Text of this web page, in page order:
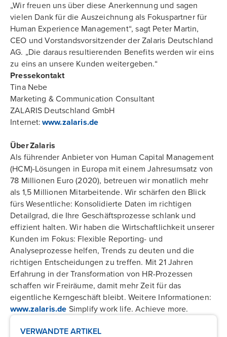
„Wir freuen uns über diese Anerkennung und sagen
vielen Dank für die Auszeichnung als Fokuspartner für
Human Experience Management“, sagt Peter Martin,
CEO und Vorstandsvorsitzender der Zalaris Deutschland
AG. „Die daraus resultierenden Benefits werden wir eins
zu eins an unsere Kunden weitergeben.“
Pressekontakt
Tina Nebe
Marketing & Communication Consultant
ZALARIS Deutschland GmbH
Internet: www.zalaris.de
Über Zalaris
Als führender Anbieter von Human Capital Management
(HCM)-Lösungen in Europa mit einem Jahresumsatz von
78 Millionen Euro (2020), betreuen wir monatlich mehr
als 1,5 Millionen Mitarbeitende. Wir schärfen den Blick
fürs Wesentliche: Konsolidierte Daten im richtigen
Detailgrad, die Ihre Geschäftsprozesse schlank und
effizient halten. Wir haben die Wirtschaftlichkeit unserer
Kunden im Fokus: Flexible Reporting- und
Analyseprozesse helfen, Trends zu deuten und die
richtigen Entscheidungen zu treffen. Mit 21 Jahren
Erfahrung in der Transformation von HR-Prozessen
schaffen wir Freiräume, damit mehr Zeit für das
eigentliche Kerngeschäft bleibt. Weitere Informationen:
www.zalaris.de Simplify work life. Achieve more.
VERWANDTE ARTIKEL